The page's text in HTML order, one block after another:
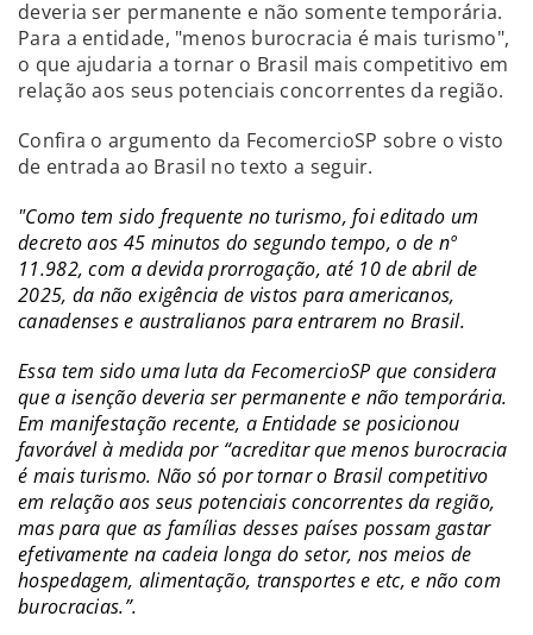
deveria ser permanente e não somente temporária.
Para a entidade, "menos burocracia é mais turismo",
o que ajudaria a tornar o Brasil mais competitivo em
relação aos seus potenciais concorrentes da região.
Confira o argumento da FecomercioSP sobre o visto
de entrada ao Brasil no texto a seguir.
"Como tem sido frequente no turismo, foi editado um
decreto aos 45 minutos do segundo tempo, o de nº
11.982, com a devida prorrogação, até 10 de abril de
2025, da não exigência de vistos para americanos,
canadenses e australianos para entrarem no Brasil.
Essa tem sido uma luta da FecomercioSP que considera
que a isenção deveria ser permanente e não temporária.
Em manifestação recente, a Entidade se posicionou
favorável à medida por “acreditar que menos burocracia
é mais turismo. Não só por tornar o Brasil competitivo
em relação aos seus potenciais concorrentes da região,
mas para que as famílias desses países possam gastar
efetivamente na cadeia longa do setor, nos meios de
hospedagem, alimentação, transportes e etc, e não com
burocracias.”.